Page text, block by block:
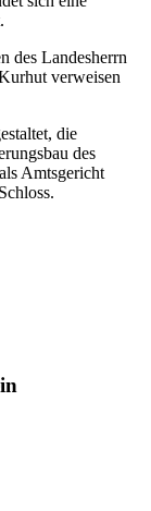
des Landesherrn
verweisen
die
des
Amtsgericht